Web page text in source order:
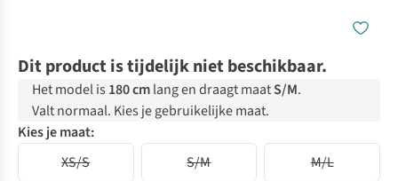
Dit product is tijdelijk niet beschikbaar.
Het model is 180 cmlang en draagt maatS/M.
Valt normaal. Kies je gebruikelijke maat.
Kies je maat:
XS/S
S/M M/L